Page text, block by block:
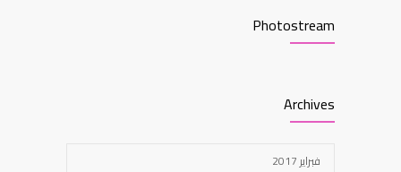
controlling asthma
أغسطس 10, 2016
level since 1974
Photostream
Archives
فبراير 2017